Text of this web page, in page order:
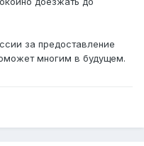
за предоставление
многим в будущем.